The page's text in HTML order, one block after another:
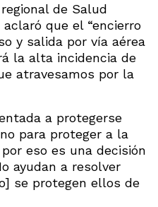
de Salud
que el “encierro
y salida por vía aérea
la alta incidencia de
atravesamos por la
a protegerse
para proteger a la
eso es una decisión
ayudan a resolver
se protegen ellos de